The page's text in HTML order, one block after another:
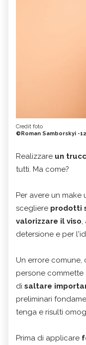
Credit foto
©Roman Samborskyi -
Realizzare un
tutti. Ma come?
Per avere un
scegliere prodotti
valorizzare il viso,
detersione e per
Un errore
persone
di saltare
preliminari
tenga e risulti
Prima di applicare